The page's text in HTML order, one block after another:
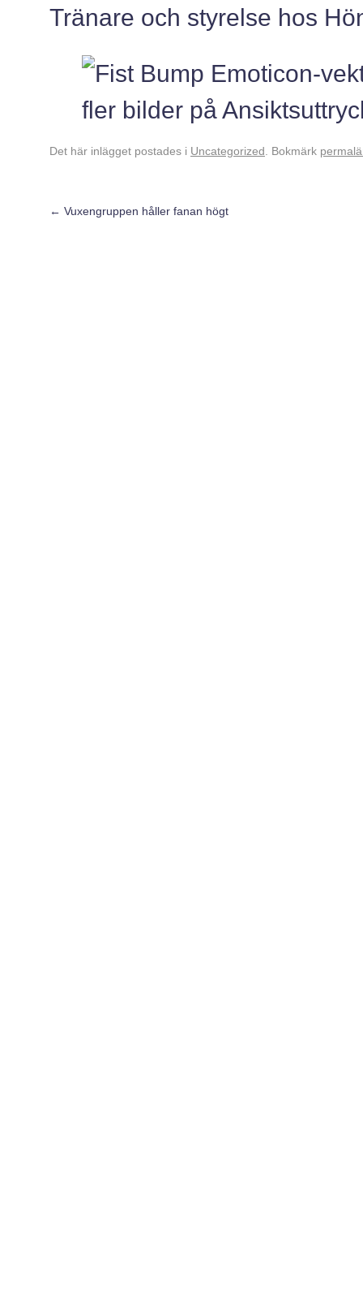
Tränare och styrelse hos
Det här inlägget postades i Uncategorized . Bokmärk
← Vuxengruppen håller fanan högt